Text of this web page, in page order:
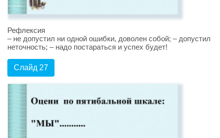
Рефлексия
– не допустил ни одной ошибки, доволен собой; – допустил
неточность; – надо постараться и успех будет!
Слайд 27